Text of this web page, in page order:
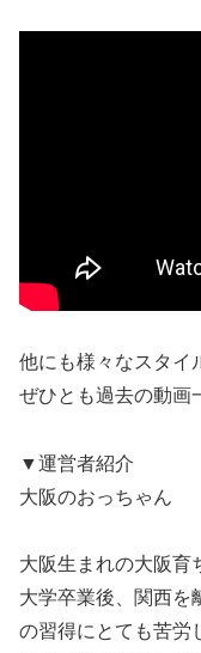
他にも様々なスタイ
ぜひとも過去の動画
▼運営者紹介
大阪のおっちゃん
大阪生まれの大阪育
大学卒業後、関西を
の習得にとても苦労